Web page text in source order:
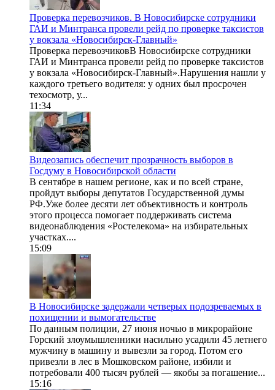
Проверка перевозчиков. В Новосибирске сотрудники
ГАИ и Минтранса провели рейд по проверке таксистов
у вокзала «Новосибирск-Главный»
Проверка перевозчиковВ Новосибирске сотрудники
ГАИ и Минтранса провели рейд по проверке таксистов
у вокзала «Новосибирск-Главный».Нарушения нашли у
каждого третьего водителя: у одних был просрочен
техосмотр, у...
11:34
Видеозапись обеспечит прозрачность выборов в
Госдуму в Новосибирской области
В сентябре в нашем регионе, как и по всей стране,
пройдут выборы депутатов Государственной думы
РФ.Уже более десяти лет объективность и контроль
этого процесса помогает поддерживать система
видеонаблюдения «Ростелекома» на избирательных
участках....
15:09
В Новосибирске задержали четверых подозреваемых в
похищении и вымогательстве
По данным полиции, 27 июня ночью в микрорайоне
Горский злоумышленники насильно усадили 45 летнего
мужчину в машину и вывезли за город. Потом его
привезли в лес в Мошковском районе, избили и
потребовали 400 тысяч рублей — якобы за погашение...
15:16